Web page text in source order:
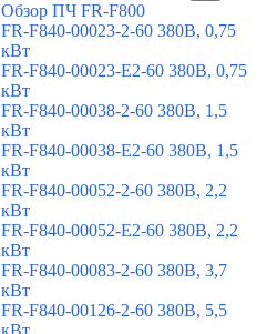
Обзор ПЧ FR-F800
FR-F840-00023-2-60 380В, 0,75
кВт
FR-F840-00023-E2-60 380В, 0,75
кВт
FR-F840-00038-2-60 380В, 1,5
кВт
FR-F840-00038-E2-60 380В, 1,5
кВт
FR-F840-00052-2-60 380В, 2,2
кВт
FR-F840-00052-E2-60 380В, 2,2
кВт
FR-F840-00083-2-60 380В, 3,7
кВт
FR-F840-00126-2-60 380В, 5,5